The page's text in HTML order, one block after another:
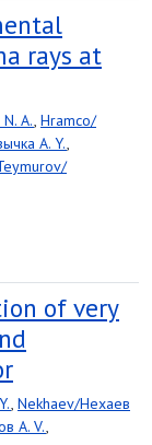
rays at
A., Hramco/
A. Y.,
of very
, Nekhaev/Нехаев
A. V.,